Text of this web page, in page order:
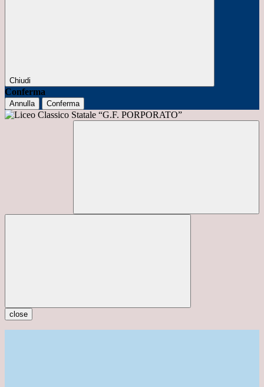
Chiudi
Conferma
Annulla Conferma
close